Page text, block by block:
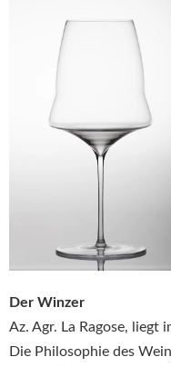
Der Winzer
Az. Agr. La Ragose, liegt
Die Philosophie des